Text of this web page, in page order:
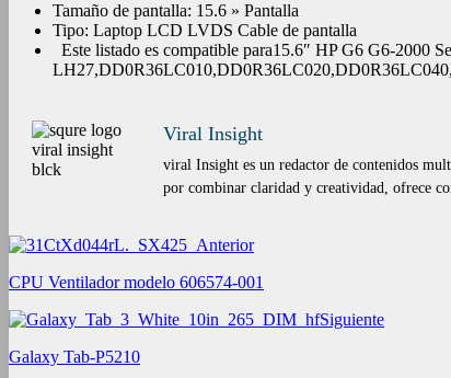
Tamaño de pantalla: 15.6 » Pantalla
Tipo: Laptop LCD LVDS Cable de pantalla
Este listado es compatible para15.6″ HP G6 G6-
Viral Insight
viral Insight es un redactor de contenidos
por combinar claridad y creatividad, ofrece
Anterior
CPU Ventilador modelo 606574-001
Siguiente
Galaxy Tab-P5210